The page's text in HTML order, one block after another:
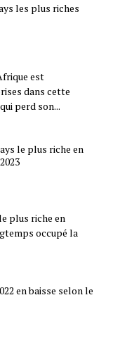
les plus riches
est
dans cette
perd son...
le plus riche en
plus riche en
occupé la
en baisse selon le